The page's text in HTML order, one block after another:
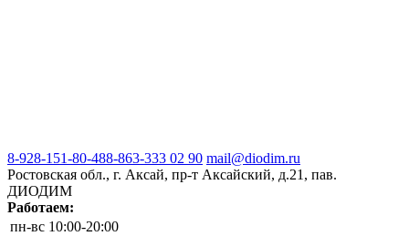
8-928-151-80-488-863-333 02 90 mail@diodim.ru
Ростовская обл., г. Аксай, пр-т Аксайский, д.21, пав.
ДИОДИМ
Работаем:
пн-вс 10:00-20:00